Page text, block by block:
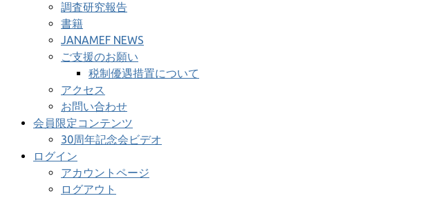
調査研究報告
書籍
JANAMEF NEWS
ご支援のお願い
税制優遇措置について
アクセス
お問い合わせ
会員限定コンテンツ
30周年記念会ビデオ
ログイン
アカウントページ
ログアウト